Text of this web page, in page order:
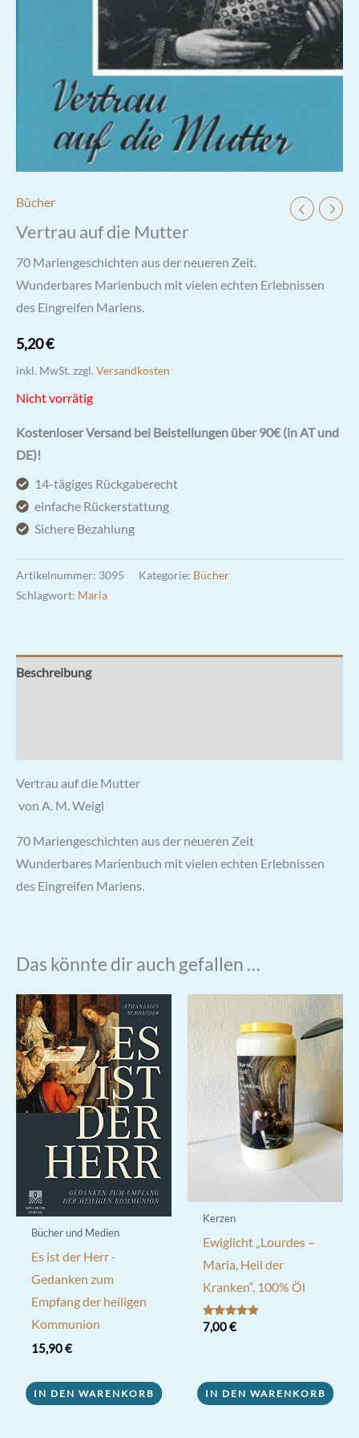
Bücher
Vertrau auf die Mutter
70 Mariengeschichten aus der neueren Zeit.
Wunderbares Marienbuch mit vielen echten Erlebnissen
des Eingreifen Mariens.
5,20€
inkl. MwSt. zzgl. Versandkosten
Nicht vorrätig
Kostenloser Versand bei Beistellungen über 90€ (in AT und
DE)!
14-tägiges Rückgaberecht
einfache Rückerstattung
Sichere Bezahlung
Artikelnummer: 3095 Kategorie: Bücher
Schlagwort: Maria
Beschreibung
Vertrau auf die Mutter
von A. M. Weigl
70 Mariengeschichten aus der neueren Zeit
Wunderbares Marienbuch mit vielen echten Erlebnissen
des Eingreifen Mariens.
Das könnte dir auch gefallen …
Bücher und Medien
Es ist der Herr -
Gedanken zum
Empfang der heiligen
Kommunion
15,90€
IN DEN WARENKORB
Kerzen
Ewiglicht „Lourdes –
Maria, Heil der
Kranken“, 100% Öl
Bewertet mit
5.00
7,00€
IN DEN WARENKORB